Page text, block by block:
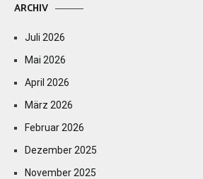
ARCHIV
Juli 2026
Mai 2026
April 2026
März 2026
Februar 2026
Dezember 2025
November 2025